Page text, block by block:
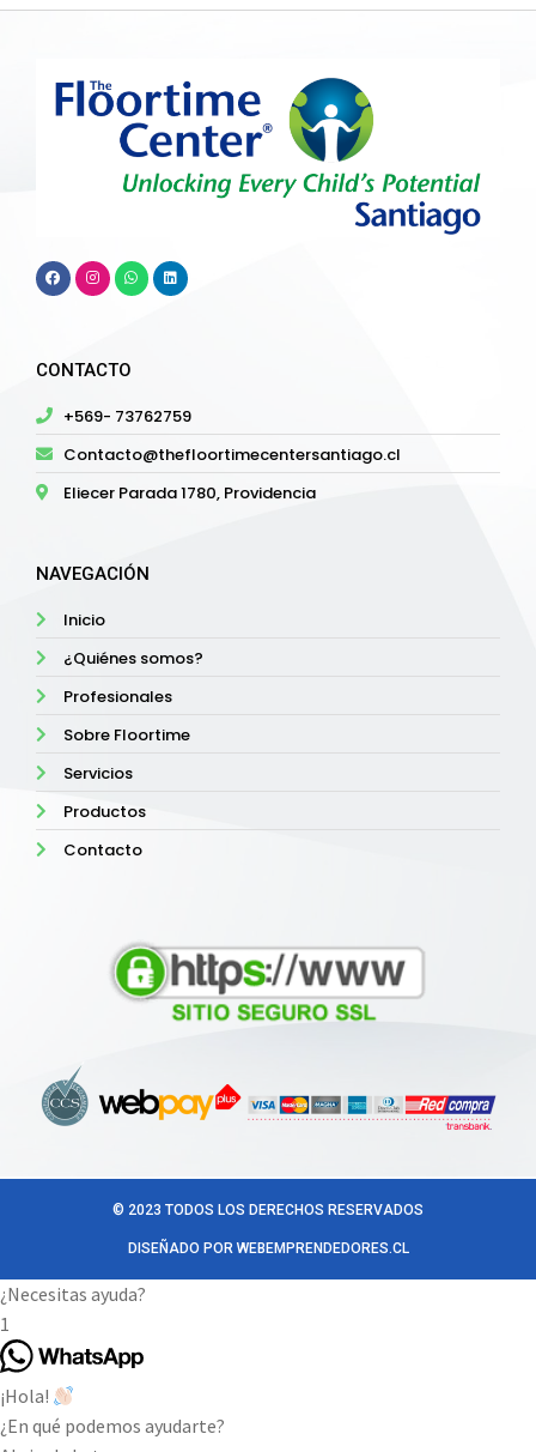
CONTACTO
+569- 73762759
Contacto@thefloortimecentersantiago.cl
Eliecer Parada 1780, Providencia
NAVEGACIÓN
Inicio
¿Quiénes somos?
Profesionales
Sobre Floortime
Servicios
Productos
Contacto
© 2023 TODOS LOS DERECHOS RESERVADOS
DISEÑADO POR WEBEMPRENDEDORES.CL
¿Necesitas ayuda?
1
¡Hola!
¿En qué podemos ayudarte?